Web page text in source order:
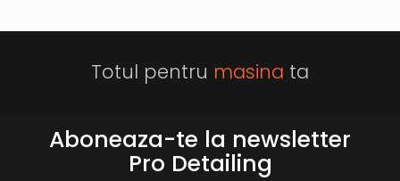
Totul pentru masina ta
Aboneaza-te la newsletter
Pro Detailing